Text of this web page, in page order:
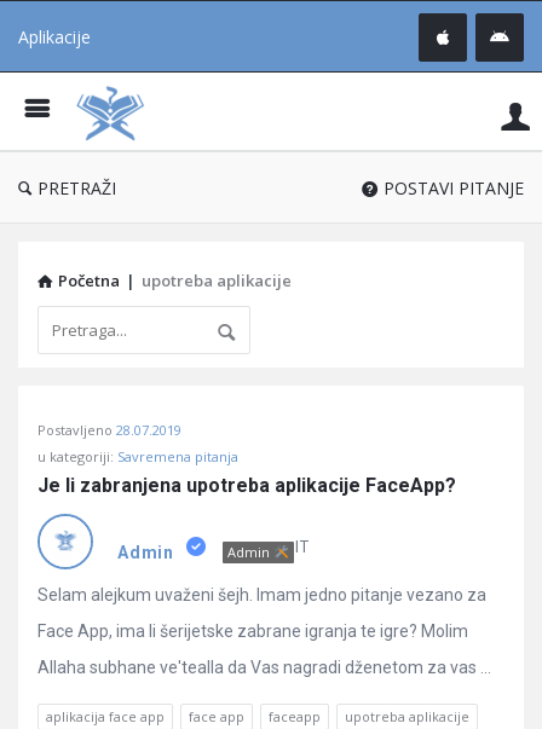
Aplikacije
®
PRETRAŽI POSTAVI PITANJE
Početna | upotreba aplikacije
Učene
Latest
Pitanja
Postavljeno 28.07.2019
u kategoriji: Savremena pitanja
Je li zabranjena upotreba aplikacije FaceApp?
Admin Admin IT
Selam alejkum uvaženi šejh. Imam jedno pitanje vezano za
Face App, ima li šerijetske zabrane igranja te igre? Molim
Allaha subhane ve'tealla da Vas nagradi dženetom za vas ...
aplikacija face app face app faceapp upotreba aplikacije